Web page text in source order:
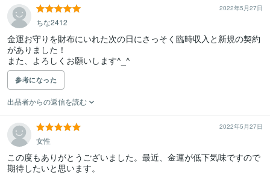
2022年5月27日
ちな2412
金運お守りを財布にいれた次の日にさっそく臨時収入と新規の契約
がありました！
また、よろしくお願いします^_^
参考になった
出品者からの返信を読む
2022年5月27日
女性
この度もありがとうございました。最近、金運が低下気味ですので
期待したいと思います。